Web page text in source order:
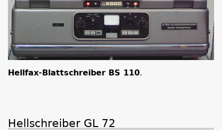
Hellfax-Blattschreiber BS 110.
Hellschreiber GL 72